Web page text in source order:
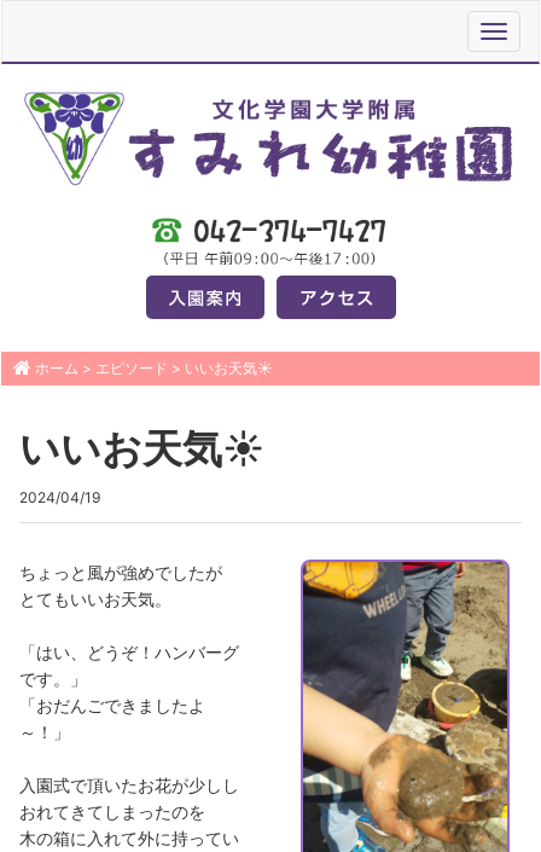
ホーム > エピソード > いいお天気☀
いいお天気☀
2024/04/19
ちょっと風が強めでしたが
とてもいいお天気。
「はい、どうぞ！ハンバーグ
です。」
「おだんごできましたよ
～！」
入園式で頂いたお花が少しし
おれてきてしまったのを
木の箱に入れて外に持ってい